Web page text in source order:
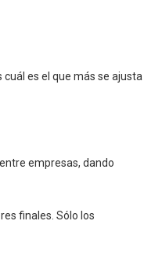
es el que más se ajusta
empresas, dando
finales. Sólo los